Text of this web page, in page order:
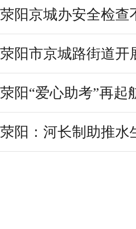
荥阳京城办安全检查
荥阳市京城路街道开
荥阳“爱心助考”再起
荥阳：河长制助推水